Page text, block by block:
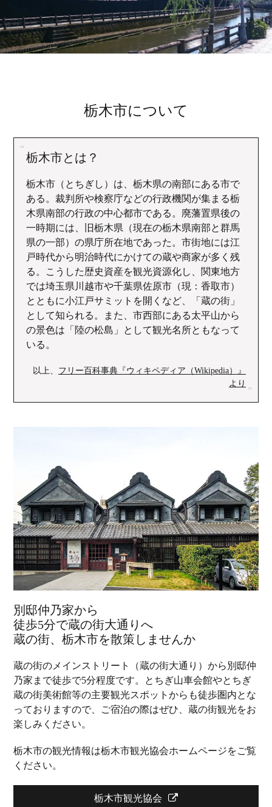
栃木市について
栃木市とは？
栃木市（とちぎし）は、栃木県の南部にある市で
ある。裁判所や検察庁などの行政機関が集まる栃
木県南部の行政の中心都市である。廃藩置県後の
一時期には、旧栃木県（現在の栃木県南部と群馬
県の一部）の県庁所在地であった。市街地には江
戸時代から明治時代にかけての蔵や商家が多く残
る。こうした歴史資産を観光資源化し、関東地方
では埼玉県川越市や千葉県佐原市（現：香取市）
とともに小江戸サミットを開くなど、「蔵の街」
として知られる。また、市西部にある太平山から
の景色は「陸の松島」として観光名所ともなって
いる。
以上、 フリー百科事典『ウィキペディア（Wikipedia）』
より
別邸仲乃家から
徒歩5分で蔵の街大通りへ
蔵の街、栃木市を散策しませんか
蔵の街のメインストリート（蔵の街大通り）から別邸仲
乃家まで徒歩で5分程度です。とちぎ山車会館やとちぎ
蔵の街美術館等の主要観光スポットからも徒歩圏内とな
っておりますので、ご宿泊の際はぜひ、蔵の街観光をお
楽しみください。
栃木市の観光情報は栃木市観光協会ホームページをご覧
ください。
栃木市観光協会